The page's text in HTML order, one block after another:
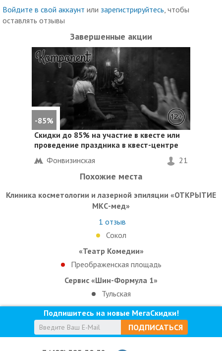
Войдите в свой аккаунт или зарегистрируйтесь , чтобы
оставлять отзывы
Завершенные акции
-85%
Скидки до 85% на участие в квесте или
проведение праздника в квест-центре
Фонвизинская
21
Похожие места
Клиника косметологии и лазерной эпиляции «ОТКРЫТИЕ
МКС-мед»
1 отзыв
Сокол
«Театр Комедии»
Преображенская площадь
Сервис «Шин-Формула 1»
Тульская
Подпишитесь на новые МегаСкидки!
ПОДПИСАТЬСЯ